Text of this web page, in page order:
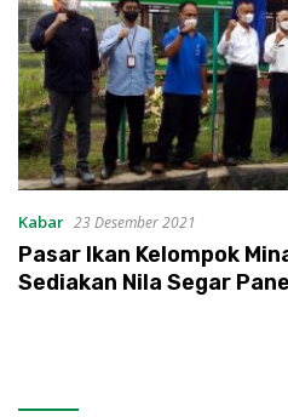
Kabar 23 Desember 2021
Pasar Ikan Kelompok
Sediakan Nila Segar